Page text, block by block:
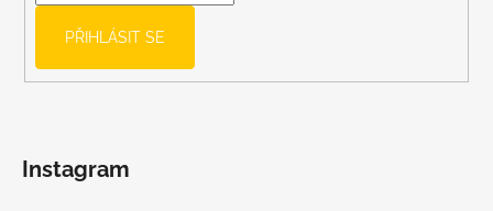
PŘIHLÁSIT SE
Instagram